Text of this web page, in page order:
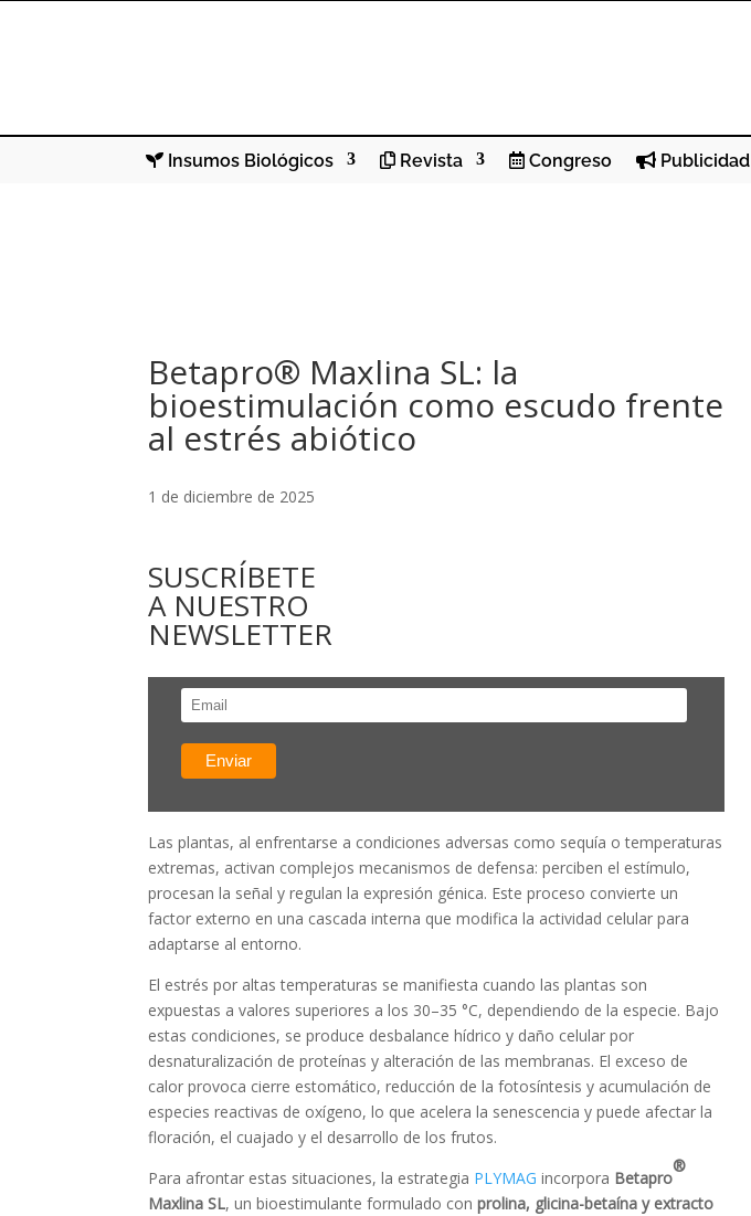
Insumos Biológicos Revista Congreso Publicidad
Betapro® Maxlina SL: la
bioestimulación como escudo frente
al estrés abiótico
1 de diciembre de 2025
SUSCRÍBETE
A NUESTRO
NEWSLETTER
Las plantas, al enfrentarse a condiciones adversas como sequía o temperaturas
extremas, activan complejos mecanismos de defensa: perciben el estímulo,
procesan la señal y regulan la expresión génica. Este proceso convierte un
factor externo en una cascada interna que modifica la actividad celular para
adaptarse al entorno.
El estrés por altas temperaturas se manifiesta cuando las plantas son
expuestas a valores superiores a los 30–35 °C, dependiendo de la especie. Bajo
estas condiciones, se produce desbalance hídrico y daño celular por
desnaturalización de proteínas y alteración de las membranas. El exceso de
calor provoca cierre estomático, reducción de la fotosíntesis y acumulación de
especies reactivas de oxígeno, lo que acelera la senescencia y puede afectar la
floración, el cuajado y el desarrollo de los frutos.
Para afrontar estas situaciones, la estrategia PLYMAG incorpora Betapro
®
Maxlina SL, un bioestimulante formulado conprolina, glicina-betaína y extracto